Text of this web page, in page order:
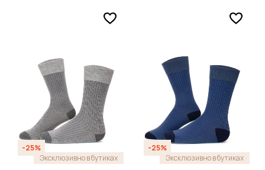
-25%
Эксклюзивно в бутиках
-25%
Эксклюзивно в бутиках